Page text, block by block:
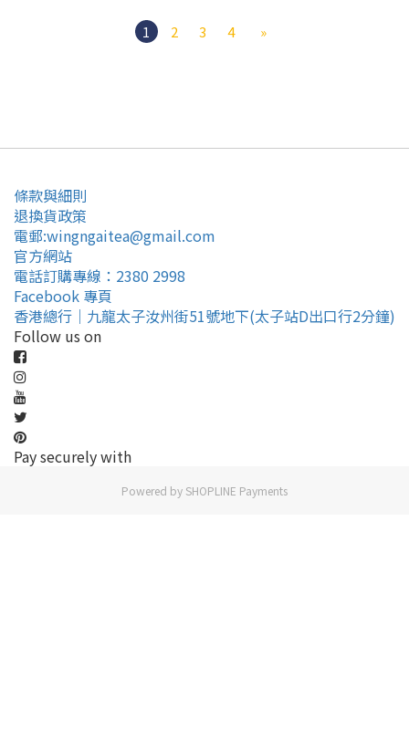
1 2 3 4 »
條款與細則
退換貨政策
電郵:wingngaitea@gmail.com
官方網站
電話訂購專線：2380 2998
Facebook 專頁
香港總行｜九龍太子汝州街51號地下(太子站D出口行2分鐘)
Follow us on
Pay securely with
Powered by SHOPLINE Payments